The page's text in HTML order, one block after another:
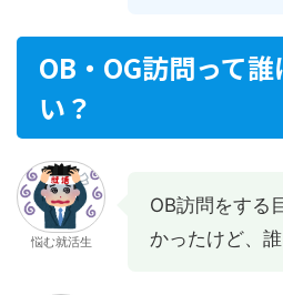
OB・OG訪問って
い？
悩む就活生
OB訪問をする
かったけど、